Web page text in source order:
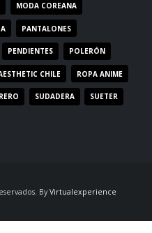
MODA COREANA
PANTALONES
PENDIENTES POLERÓN
CHILE ROPA ANIME
SUDADERA SUETER
By Virtualexperience